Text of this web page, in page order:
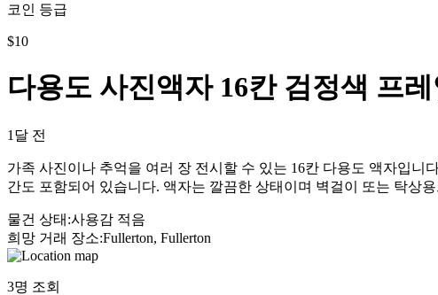
코인 등급
$10
다용도 사진액자 16칸 검정색 프레
1달 전
가족 사진이나 추억을 여러 장 전시할 수 있는 16칸 다용도 액자입니
간도 포함되어 있습니다. 액자는 깔끔한 상태이며 벽걸이 또는 탁상
물건 상태 :사용감 적음
희망 거래 장소:Fullerton, Fullerton
3명 조회